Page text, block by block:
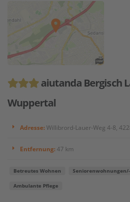
aiutanda Bergisch
Wuppertal
Adresse:Willibrord-Lauer-Weg 4-8,
Entfernung:47 km
Betreutes Wohnen
Ambulante Pflege